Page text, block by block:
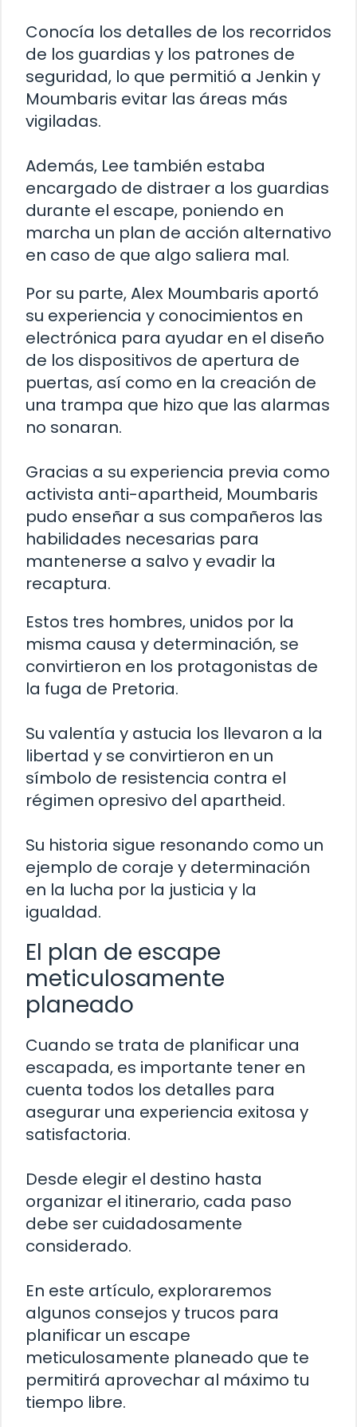
Conocía los detalles de los recorridos
de los guardias y los patrones de
seguridad, lo que permitió a Jenkin y
Moumbaris evitar las áreas más
vigiladas.
Además, Lee también estaba
encargado de distraer a los guardias
durante el escape, poniendo en
marcha un plan de acción alternativo
en caso de que algo saliera mal.
Por su parte, Alex Moumbaris aportó
su experiencia y conocimientos en
electrónica para ayudar en el diseño
de los dispositivos de apertura de
puertas, así como en la creación de
una trampa que hizo que las alarmas
no sonaran.
Gracias a su experiencia previa como
activista anti-apartheid, Moumbaris
pudo enseñar a sus compañeros las
habilidades necesarias para
mantenerse a salvo y evadir la
recaptura.
Estos tres hombres, unidos por la
misma causa y determinación, se
convirtieron en los protagonistas de
la fuga de Pretoria.
Su valentía y astucia los llevaron a la
libertad y se convirtieron en un
símbolo de resistencia contra el
régimen opresivo del apartheid.
Su historia sigue resonando como un
ejemplo de coraje y determinación
en la lucha por la justicia y la
igualdad.
El plan de escape
meticulosamente
planeado
Cuando se trata de planificar una
escapada, es importante tener en
cuenta todos los detalles para
asegurar una experiencia exitosa y
satisfactoria.
Desde elegir el destino hasta
organizar el itinerario, cada paso
debe ser cuidadosamente
considerado.
En este artículo, exploraremos
algunos consejos y trucos para
planificar un escape
meticulosamente planeado que te
permitirá aprovechar al máximo tu
tiempo libre.